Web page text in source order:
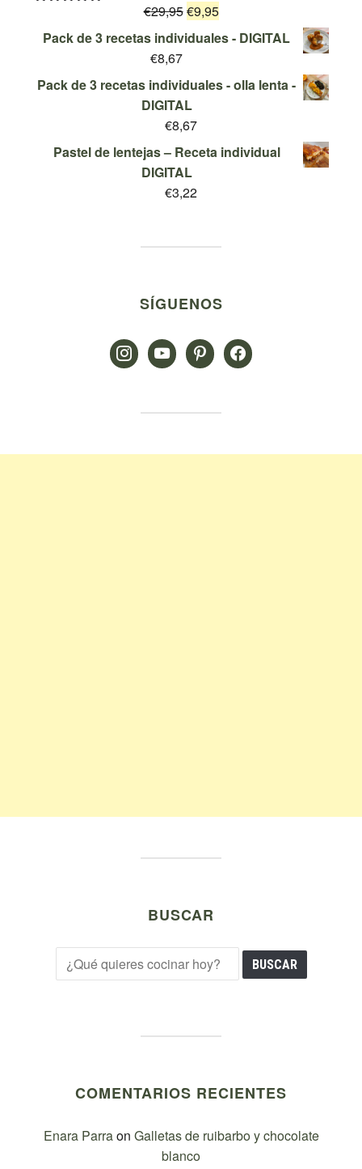
era:
€19,95.
es:
€9,95.
5
€29,95El
precio
€29,95.
€9,95El
precio
€9,95.
Pack de 3 recetas individuales - DIGITAL
€8,67
Pack de 3 recetas individuales - olla lenta -
DIGITAL
€8,67
Pastel de lentejas – Receta individual
DIGITAL
€3,22
SÍGUENOS
instagramyoutubepinterestfacebook
BUSCAR
COMENTARIOS RECIENTES
Enara Parraon Galletas de ruibarbo y chocolate
blanco